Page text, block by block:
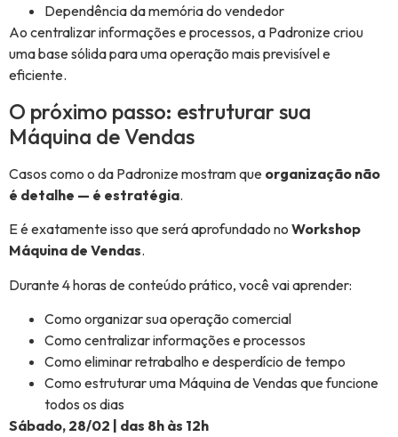
Dependência da memória do vendedor
Ao centralizar informações e processos, a Padronize criou
uma base sólida para uma operação mais previsível e
eficiente.
O próximo passo: estruturar sua
Máquina de Vendas
Casos como o da Padronize mostram que organização não
é detalhe — é estratégia.
E é exatamente isso que será aprofundado no Workshop
Máquina de Vendas.
Durante 4 horas de conteúdo prático, você vai aprender:
Como organizar sua operação comercial
Como centralizar informações e processos
Como eliminar retrabalho e desperdício de tempo
Como estruturar uma Máquina de Vendas que funcione
todos os dias
Sábado, 28/02 | das 8h às 12h